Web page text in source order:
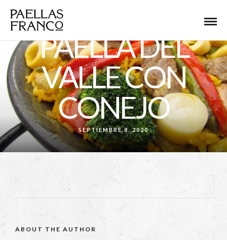
PAELLA DEL
VALLE CON
CONEJO
SEPTIEMBRE 8, 2020
ABOUT THE AUTHOR